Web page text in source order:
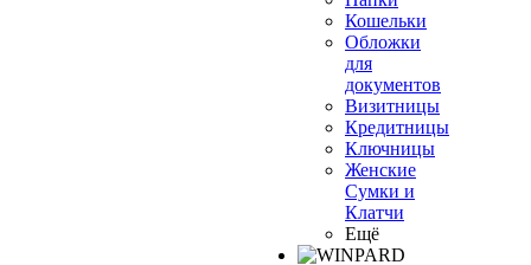
Кошельки
Обложки
для
документов
Визитницы
Кредитницы
Ключницы
Женские
Сумки и
Клатчи
Ещё